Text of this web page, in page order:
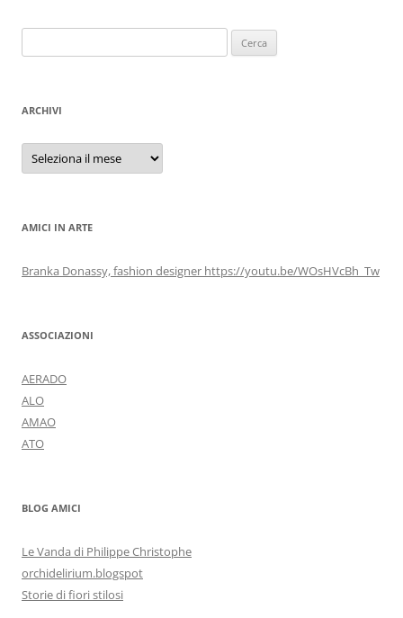
per:
ARCHIVI
Archivi
AMICI IN ARTE
Branka Donassy, fashion designer https://youtu.be/WOsHVcBh_Tw
ASSOCIAZIONI
AERADO
ALO
AMAO
ATO
BLOG AMICI
Le Vanda di Philippe Christophe
orchidelirium.blogspot
Storie di fiori stilosi